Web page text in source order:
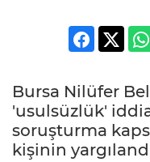
Bursa Nilüfer
'usulsüzlük'
soruşturma
kişinin